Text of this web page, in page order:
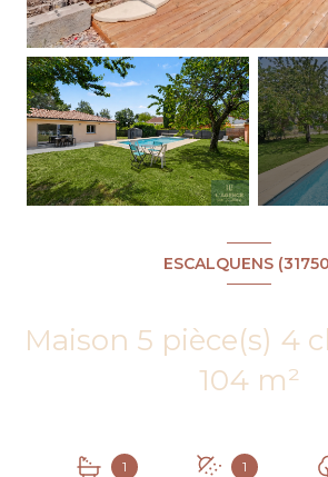
ESCALQUENS
Maison 5 pièce(s) 4 chambre(s)
104 m²
1 1